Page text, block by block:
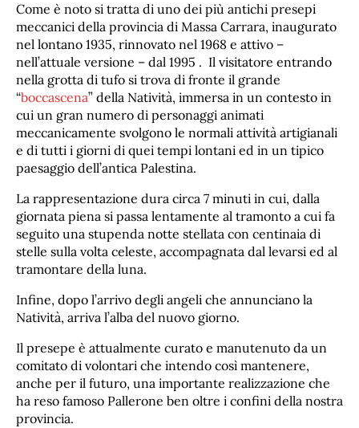
Come è noto si tratta di uno dei più antichi presepi
meccanici della provincia di Massa Carrara, inaugurato
nel lontano 1935, rinnovato nel 1968 e attivo –
nell’attuale versione – dal 1995 . Il visitatore entrando
nella grotta di tufo si trova di fronte il grande
“boccascena” della Natività, immersa in un contesto in
cui un gran numero di personaggi animati
meccanicamente svolgono le normali attività artigianali
e di tutti i giorni di quei tempi lontani ed in un tipico
paesaggio dell’antica Palestina.
La rappresentazione dura circa 7 minuti in cui, dalla
giornata piena si passa lentamente al tramonto a cui fa
seguito una stupenda notte stellata con centinaia di
stelle sulla volta celeste, accompagnata dal levarsi ed al
tramontare della luna.
Infine, dopo l’arrivo degli angeli che annunciano la
Natività, arriva l’alba del nuovo giorno.
Il presepe è attualmente curato e manutenuto da un
comitato di volontari che intendo così mantenere,
anche per il futuro, una importante realizzazione che
ha reso famoso Pallerone ben oltre i confini della nostra
provincia.